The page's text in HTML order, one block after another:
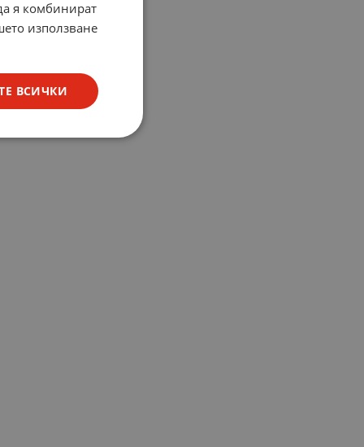
я комбинират
използване
ВСИЧКИ